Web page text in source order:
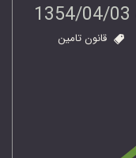
قانون تامین